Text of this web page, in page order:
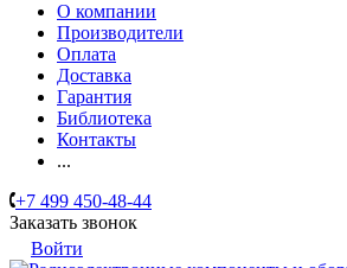
О компании
Производители
Оплата
Доставка
Гарантия
Библиотека
Контакты
...
+7 499 450-48-44
Заказать звонок
Войти